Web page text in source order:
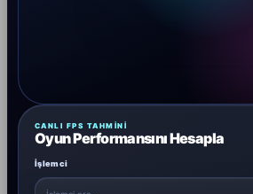
CANLI FPS TAHMINI
Oyun Performansını Hesapla
İşlemci